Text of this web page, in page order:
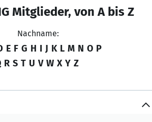
Mitglieder, von A bis Z
Nachname:
E F G H I J K L M N O P
R S T U V W X Y Z